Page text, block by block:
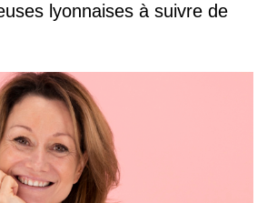
lyonnaises à suivre de